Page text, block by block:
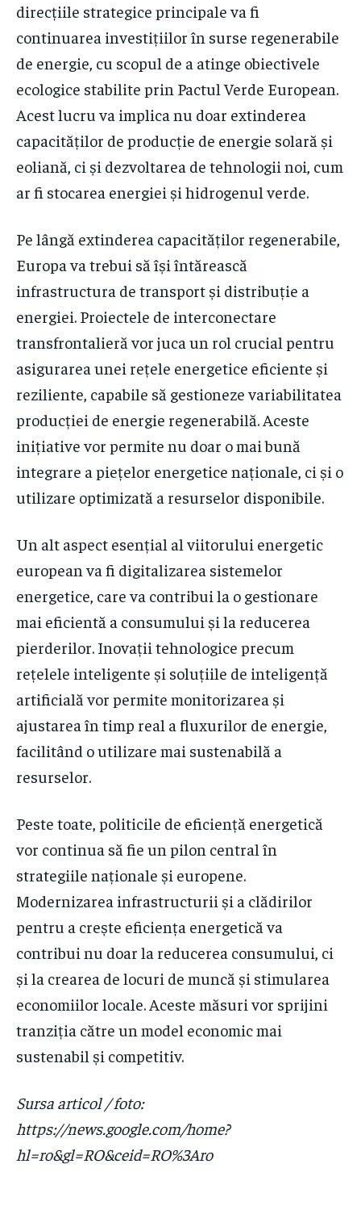
direcțiile strategice principale va fi
continuarea investițiilor în surse regenerabile
de energie, cu scopul de a atinge obiectivele
ecologice stabilite prin Pactul Verde European.
Acest lucru va implica nu doar extinderea
capacităților de producție de energie solară și
eoliană, ci și dezvoltarea de tehnologii noi, cum
ar fi stocarea energiei și hidrogenul verde.
Pe lângă extinderea capacităților regenerabile,
Europa va trebui să își întărească
infrastructura de transport și distribuție a
energiei. Proiectele de interconectare
transfrontalieră vor juca un rol crucial pentru
asigurarea unei rețele energetice eficiente și
reziliente, capabile să gestioneze variabilitatea
producției de energie regenerabilă. Aceste
inițiative vor permite nu doar o mai bună
integrare a piețelor energetice naționale, ci și o
utilizare optimizată a resurselor disponibile.
Un alt aspect esențial al viitorului energetic
european va fi digitalizarea sistemelor
energetice, care va contribui la o gestionare
mai eficientă a consumului și la reducerea
pierderilor. Inovații tehnologice precum
rețelele inteligente și soluțiile de inteligență
artificială vor permite monitorizarea și
ajustarea în timp real a fluxurilor de energie,
facilitând o utilizare mai sustenabilă a
resurselor.
Peste toate, politicile de eficiență energetică
vor continua să fie un pilon central în
strategiile naționale și europene.
Modernizarea infrastructurii și a clădirilor
pentru a crește eficiența energetică va
contribui nu doar la reducerea consumului, ci
și la crearea de locuri de muncă și stimularea
economiilor locale. Aceste măsuri vor sprijini
tranziția către un model economic mai
sustenabil și competitiv.
Sursa articol / foto:
https://news.google.com/home?
hl=ro&gl=RO&ceid=RO%3Aro